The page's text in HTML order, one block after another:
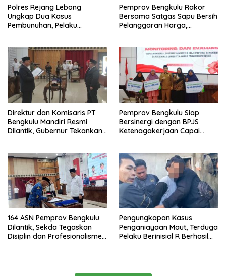
Polres Rejang Lebong
Ungkap Dua Kasus
Pembunuhan, Pelaku
Pemprov Bengkulu Rakor
Bersama Satgas Sapu Bersih
Pelanggaran Harga,
Masih Jadi Sorotan
Direktur dan Komisaris PT
Bengkulu Mandiri Resmi
Dilantik, Gubernur Tekankan
Pemprov Bengkulu Siap
Bersinergi dengan BPJS
Ketenagakerjaan Capai
164 ASN Pemprov Bengkulu
Dilantik, Sekda Tegaskan
Disiplin dan Profesionalisme
Pengungkapan Kasus
Penganiayaan Maut, Terduga
Pelaku Berinisial R Berhasil